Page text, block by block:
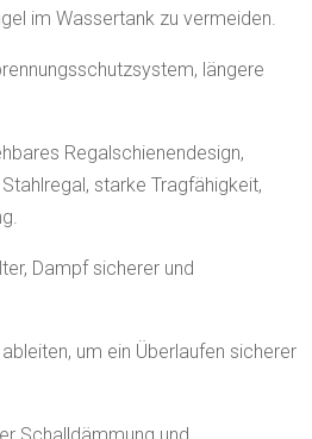
im Wassertank zu vermeiden.
längere
Regalschienendesign,
starke Tragfähigkeit,
Dampf sicherer und
um ein Überlaufen sicherer